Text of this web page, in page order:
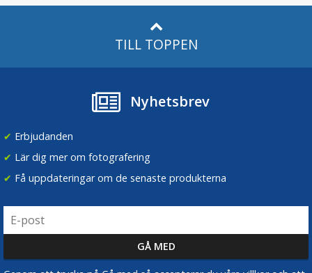
TILL TOPPEN
Nyhetsbrev
✔ Erbjudanden
✔ Lär dig mer om fotografering
✔ Få uppdateringar om de senaste produkterna